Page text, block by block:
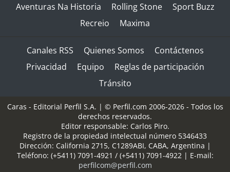
Aventuras Na Historia
Rolling Stone
Sport Buzz
Recreio
Maxima
Canales RSS Quienes Somos
Contáctenos
Privacidad
Equipo
Reglas de participación
Tránsito
Caras - Editorial Perfil S.A. | © Perfil.com 2006-2026 - Todos los
derechos reservados.
Editor responsable: Carlos Piro.
Registro de la propiedad intelectual número 5346433
Dirección: California 2715, C1289ABI, CABA, Argentina |
Teléfono: (+5411) 7091-4921 / (+5411) 7091-4922| E-mail:
perfilcom@perfil.com